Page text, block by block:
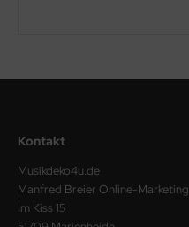
Kontakt
Musikdeko4u.de
Manfred Breier Online-Marketing
Im Kiss 15